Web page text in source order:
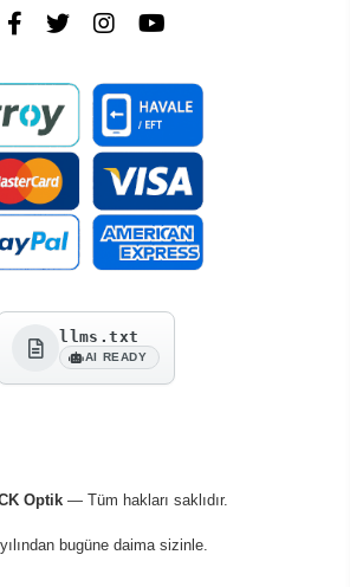
llms.txt
AI READY
Optik— Tüm hakları saklıdır.
bugüne daima sizinle.